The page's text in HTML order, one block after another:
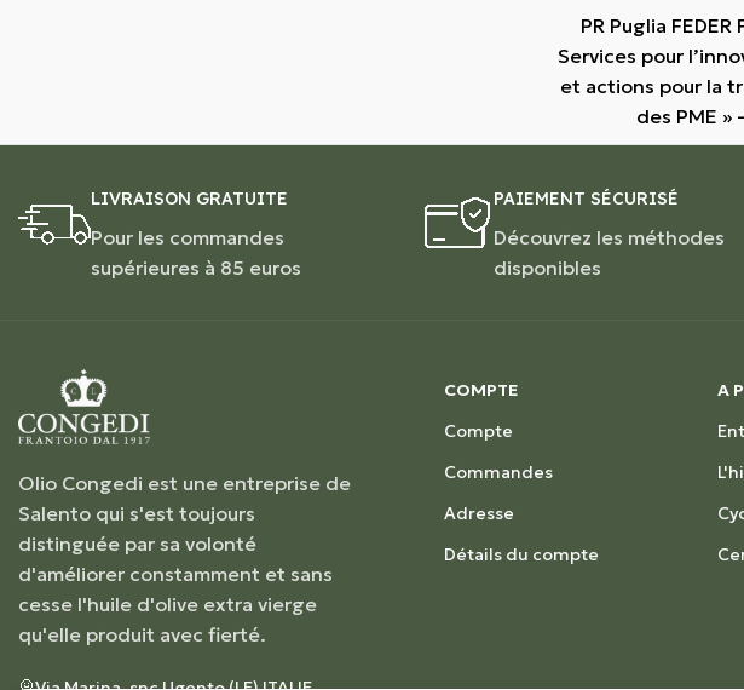
PR Puglia
Services pour
et actions pour la
des PME »
LIVRAISON GRATUITE
Pour les commandes
supérieures à 85 euros
PAIEMENT SÉCURISÉ
Découvrez les méthodes
disponibles
Olio Congedi est une entreprise de
Salento qui s'est toujours
distinguée par sa volonté
d'améliorer constamment et sans
cesse l'huile d'olive extra vierge
qu'elle produit avec fierté.
COMPTE
Compte
Commandes
Adresse
Détails du compte
A